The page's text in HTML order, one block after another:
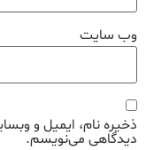
وب‌ سایت
ذخیره نام، ایمیل و
دیدگاهی می‌نویسم.